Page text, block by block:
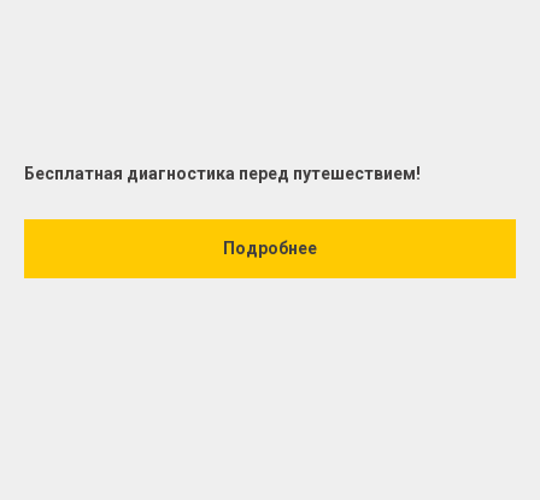
Бесплатная диагностика перед путешествием!
Подробнее